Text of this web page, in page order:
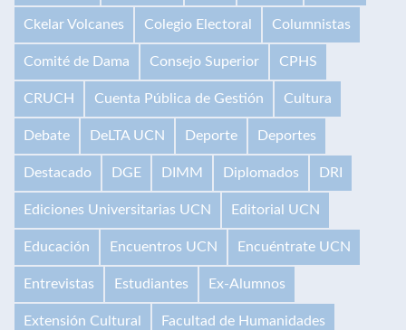
Ckelar Volcanes Colegio Electoral Columnistas
Comité de Dama Consejo Superior CPHS
CRUCH Cuenta Pública de Gestión Cultura
Debate DeLTA UCN Deporte Deportes
Destacado DGE DIMM Diplomados DRI
Ediciones Universitarias UCN Editorial UCN
Educación Encuentros UCN Encuéntrate UCN
Entrevistas Estudiantes Ex-Alumnos
Extensión Cultural Facultad de Humanidades